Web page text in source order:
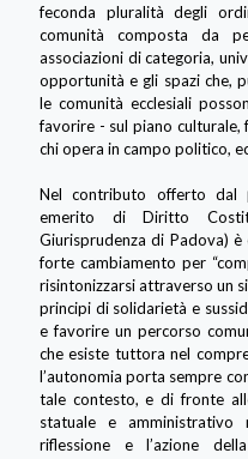
feconda pluralità degli
comunità composta da
associazioni di categoria,
opportunità e gli spazi che,
le comunità ecclesiali
favorire - sul piano
chi opera in campo politico,
Nel contributo offerto dal
emerito di Diritto
Giurisprudenza di Padova)
forte cambiamento per
risintonizzarsi attraverso un
principi di solidarietà e
e favorire un percorso
che esiste tuttora nel
l’autonomia porta sempre
tale contesto, e di fronte
statuale e
riflessione e l’azione